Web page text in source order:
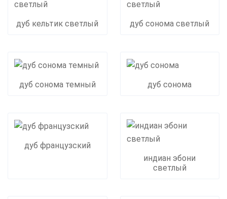
дуб кельтик светлый дуб сонома светлый
дуб сонома темный дуб сонома
дуб французский
индиан эбони
светлый